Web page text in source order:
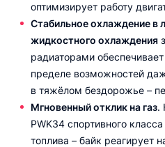
оптимизирует работу
Стабильное охлаждение в
жидкостного охлаждения
радиаторами
пределе возможностей
в тяжёлом бездорожье –
Мгновенный отклик на газ.
PWK34 спортивного
топлива – байк реагирует